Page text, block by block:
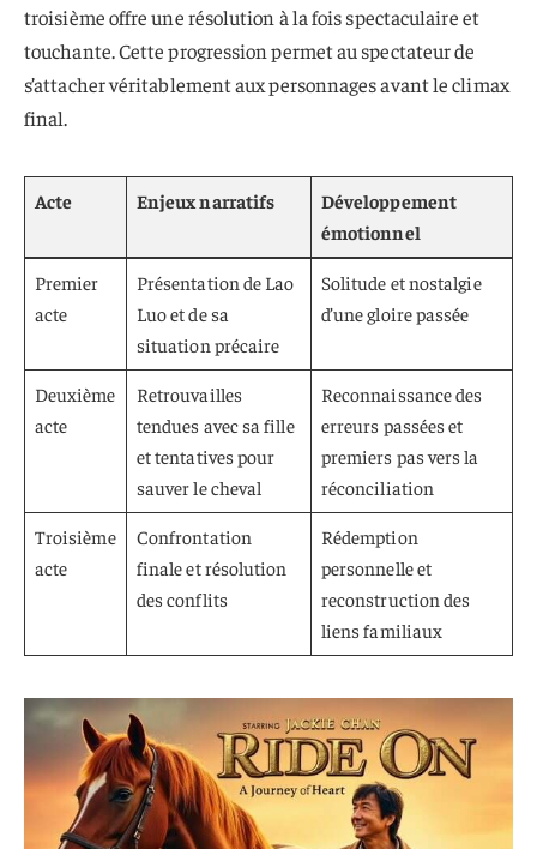
troisième offre une résolution à la fois spectaculaire et
touchante. Cette progression permet au spectateur de
s’attacher véritablement aux personnages avant le climax
final.
Acte Enjeux narratifs
Développement
émotionnel
Premier
acte
Présentation de Lao
Luo et de sa
situation précaire
Solitude et nostalgie
d’une gloire passée
Deuxième
acte
Retrouvailles
tendues avec sa fille
et tentatives pour
sauver le cheval
Reconnaissance des
erreurs passées et
premiers pas vers la
réconciliation
Troisième
acte
Confrontation
finale et résolution
des conflits
Rédemption
personnelle et
reconstruction des
liens familiaux